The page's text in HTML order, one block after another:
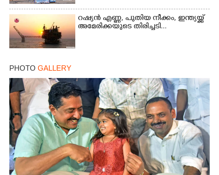
റഷ്യൻ എണ്ണ, പുതിയ നീക്കം, ഇന്ത്യയ്ക്ക്
അമേരിക്കയുടെ തിരിച്ചടി...
PHOTO GALLERY